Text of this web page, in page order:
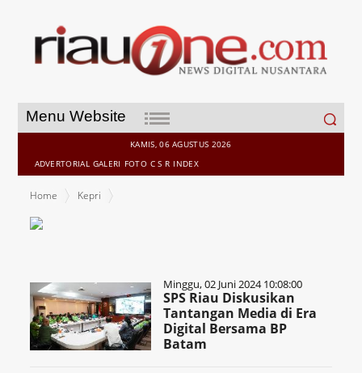
Menu Website
Search
for:
KAMIS, 06 AGUSTUS 2026
ADVERTORIAL GALERI FOTO C S R INDEX
Home Kepri
Minggu, 02 Juni 2024 10:08:00
SPS Riau Diskusikan
Tantangan Media di Era
Digital Bersama BP
Batam